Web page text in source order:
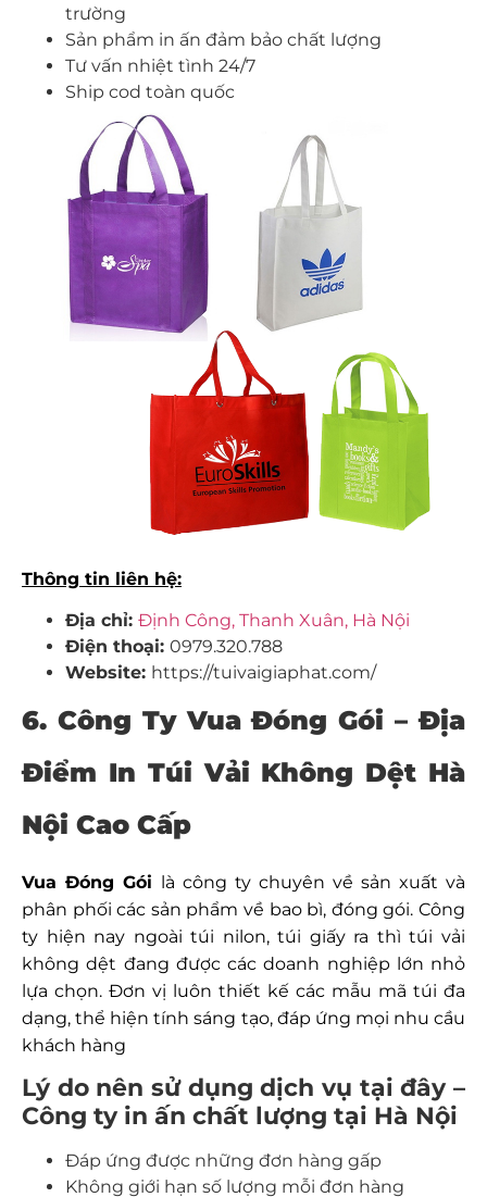
trường
Sản phẩm in ấn đảm bảo chất lượng
Tư vấn nhiệt tình 24/7
Ship cod toàn quốc
Thông tin liên hệ:
Địa chỉ: Định Công, Thanh Xuân, Hà Nội
Điện thoại: 0979.320.788
Website: https://tuivaigiaphat.com/
6. Công Ty Vua Đóng Gói – Địa
Điểm In Túi Vải Không Dệt Hà
Nội Cao Cấp
Vua Đóng Gói là công ty chuyên về sản xuất và
phân phối các sản phẩm về bao bì, đóng gói. Công
ty hiện nay ngoài túi nilon, túi giấy ra thì túi vải
không dệt đang được các doanh nghiệp lớn nhỏ
lựa chọn. Đơn vị luôn thiết kế các mẫu mã túi đa
dạng, thể hiện tính sáng tạo, đáp ứng mọi nhu cầu
khách hàng
Lý do nên sử dụng dịch vụ tại đây –
Công ty in ấn chất lượng tại Hà Nội
Đáp ứng được những đơn hàng gấp
Không giới hạn số lượng mỗi đơn hàng